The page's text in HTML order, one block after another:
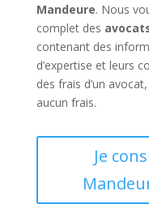
Mandeure. Nous
complet des
contenant des
d’expertise et leurs
des frais d’un
aucun frais.
Je